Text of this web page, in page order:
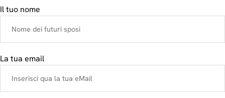
Il tuo nome
La tua email